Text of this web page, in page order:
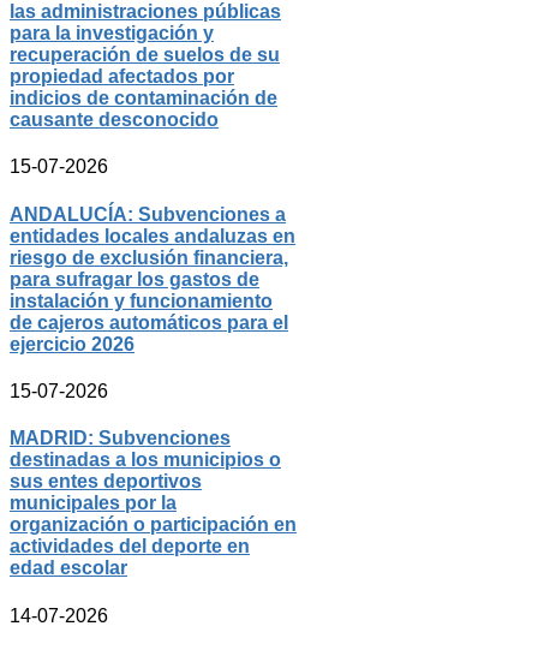
las administraciones públicas
para la investigación y
recuperación de suelos de su
propiedad afectados por
indicios de contaminación de
causante desconocido
15-07-2026
ANDALUCÍA: Subvenciones a
entidades locales andaluzas en
riesgo de exclusión financiera,
para sufragar los gastos de
instalación y funcionamiento
de cajeros automáticos para el
ejercicio 2026
15-07-2026
MADRID: Subvenciones
destinadas a los municipios o
sus entes deportivos
municipales por la
organización o participación en
actividades del deporte en
edad escolar
14-07-2026